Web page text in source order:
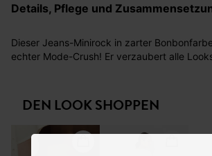
betragen 2,95 Euro bei einem Bestellwert
Sie haben das Recht binnen30 Tagen nach
Details, Pflege und
Dieser Jeans-Minirock in zarter
echter Mode-Crush! Er verzaubert alle
Taillenbund, 2 großen aufgesetzten Taschen
Gesäßtaschen, einem geraden Saum und
kontrastfarbenen Abschlussnähten. Dieser
Baumwolle aus biologischem Anbau, die
DEN LOOK SHOPPEN